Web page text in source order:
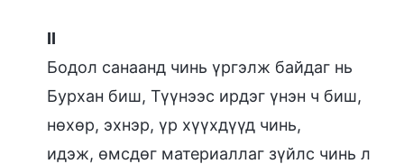
II
Бодол санаанд чинь үргэлж байдаг нь
Бурхан биш, Түүнээс ирдэг үнэн ч биш,
нөхөр, эхнэр, үр хүүхдүүд чинь,
идэж, өмсдөг материаллаг зүйлс чинь л